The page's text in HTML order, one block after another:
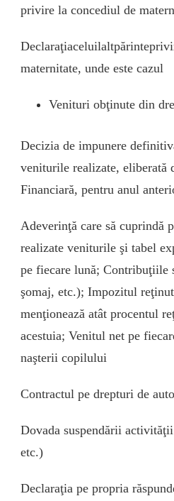
privire la concediul de
maternitate, unde este cazul
Venituri obţinute din
Decizia de impunere
veniturile realizate, eliberată
Financiară, pentru anul
Adeverinţă care să cuprindă
realizate veniturile şi tabel
pe fiecare lună; Contribuţiile
şomaj, etc.); Impozitul
menţionează atât procentul
acestuia; Venitul net pe
naşterii copilului
Contractul pe drepturi de
Dovada suspendării
etc.)
Declaraţia pe propria